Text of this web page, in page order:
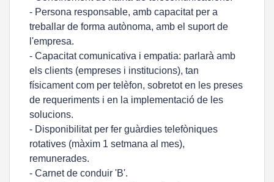
- Persona responsable, amb capacitat per a
treballar de forma autònoma, amb el suport de
l'empresa.
- Capacitat comunicativa i empatia: parlarà amb
els clients (empreses i institucions), tan
físicament com per telèfon, sobretot en les preses
de requeriments i en la implementació de les
solucions.
- Disponibilitat per fer guàrdies telefòniques
rotatives (màxim 1 setmana al mes),
remunerades.
- Carnet de conduir 'B'.